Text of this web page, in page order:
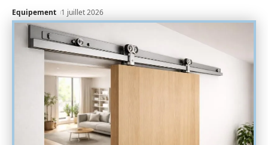
Equipement 1 juillet 2026